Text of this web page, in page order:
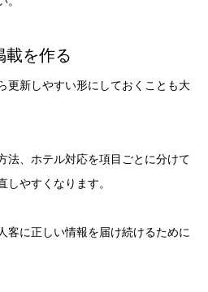
載を作る
更新しやすい形にしておくことも大
法、ホテル対応を項目ごとに分けて
しやすくなります。
客に正しい情報を届け続けるために